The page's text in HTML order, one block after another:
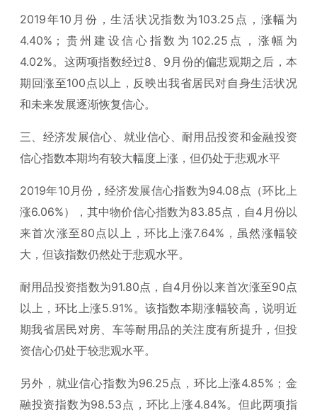
2019年10月份，生活状况指数为103.25点，涨幅为
4.40%；贵州建设信心指数为102.25点，涨幅为
4.02%。这两项指数经过8、9月份的偏悲观期之后，本
期回涨至100点以上，反映出我省居民对自身生活状况
和未来发展逐渐恢复信心。
三、经济发展信心、就业信心、耐用品投资和金融投资
信心指数本期均有较大幅度上涨，但仍处于悲观水平
2019年10月份，经济发展信心指数为94.08点（环比上
涨6.06%），其中物价信心指数为83.85点，自4月份以
来首次涨至80点以上，环比上涨7.64%，虽然涨幅较
大，但该指数仍然处于悲观水平。
耐用品投资指数为91.80点，自4月份以来首次涨至90点
以上，环比上涨5.91%。该指数本期涨幅较高，说明近
期我省居民对房、车等耐用品的关注度有所提升，但投
资信心仍处于较悲观水平。
另外，就业信心指数为96.25点，环比上涨4.85%；金
融投资指数为98.53点，环比上涨4.84%。但此两项指